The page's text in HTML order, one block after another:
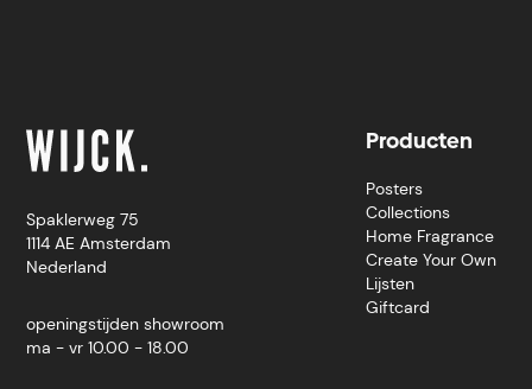
Spaklerweg 75
1114 AE Amsterdam
Nederland
openingstijden showroom
ma - vr 10.00 - 18.00
Producten
Posters
Collections
Home Fragrance
Create Your Own
Lijsten
Giftcard